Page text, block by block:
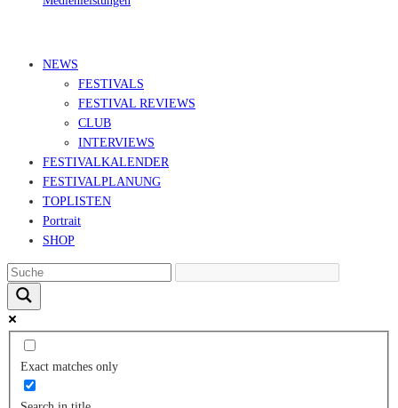
NEWS
FESTIVALS
FESTIVAL REVIEWS
CLUB
INTERVIEWS
FESTIVALKALENDER
FESTIVALPLANUNG
TOPLISTEN
Portrait
SHOP
Exact matches only